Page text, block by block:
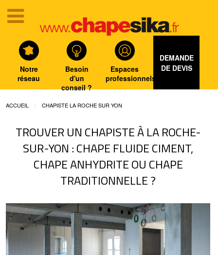
Notre
réseau
Besoin
d'un
conseil ?
Espaces
professionnels
DEMANDE
DE DEVIS
ACCUEIL CHAPISTE LA ROCHE SUR YON
TROUVER UN CHAPISTE À LA ROCHE-
SUR-YON : CHAPE FLUIDE CIMENT,
CHAPE ANHYDRITE OU CHAPE
TRADITIONNELLE ?